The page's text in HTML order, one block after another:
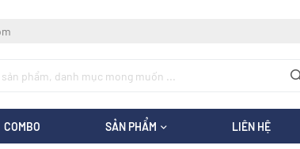
COMBO SẢN PHẨM LIÊN HỆ